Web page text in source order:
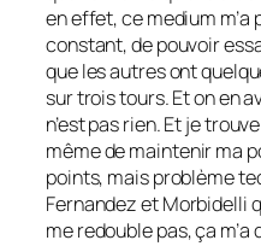
en effet, ce medium m’a
constant, de pouvoir
que les autres ont
sur trois tours. Et on en
n’est pas rien. Et je
même de maintenir ma
points, mais problème
Fernandez et Morbidelli
me redouble pas, ça m’a